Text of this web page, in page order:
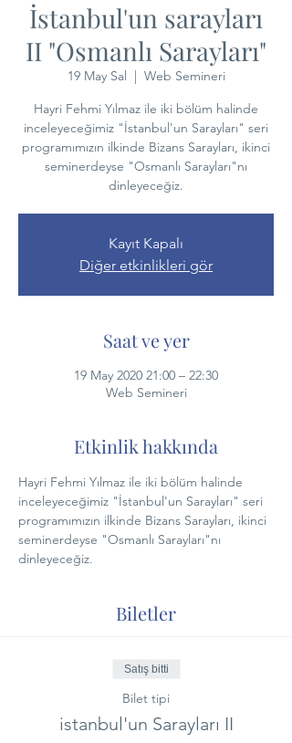
İstanbul'un sarayları
II "Osmanlı Sarayları"
19 May Sal
  |
Web Semineri
Hayri Fehmi Yılmaz ile iki bölüm halinde
inceleyeceğimiz "İstanbul'un Sarayları" seri
programımızın ilkinde Bizans Sarayları, ikinci
seminerdeyse "Osmanlı Sarayları"nı
dinleyeceğiz.
Kayıt Kapalı
Diğer etkinlikleri gör
Saat ve yer
19 May 2020 21:00 – 22:30
Web Semineri
Etkinlik hakkında
Hayri Fehmi Yılmaz ile iki bölüm halinde
inceleyeceğimiz "İstanbul'un Sarayları" seri
programımızın ilkinde Bizans Sarayları, ikinci
seminerdeyse "Osmanlı Sarayları"nı
dinleyeceğiz.
Biletler
Satış bitti
Bilet tipi
istanbul'un Sarayları II